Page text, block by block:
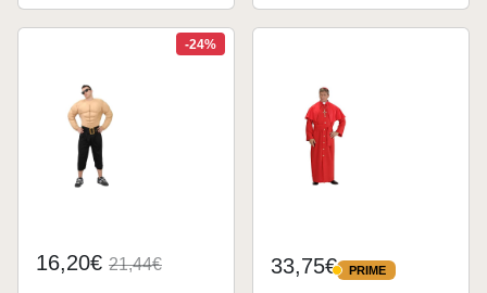
para fiestas temáticas
-24%
16,20€ 21,44€ 33,75€ PRIME
PRIME